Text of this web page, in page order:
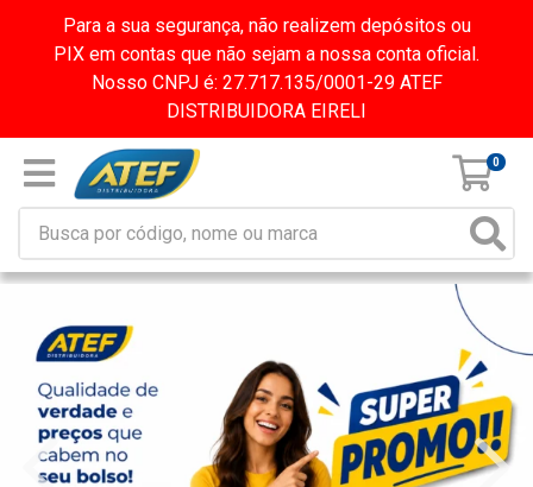
Para a sua segurança, não realizem depósitos ou
PIX em contas que não sejam a nossa conta oficial.
Nosso CNPJ é: 27.717.135/0001-29 ATEF
DISTRIBUIDORA EIRELI
0